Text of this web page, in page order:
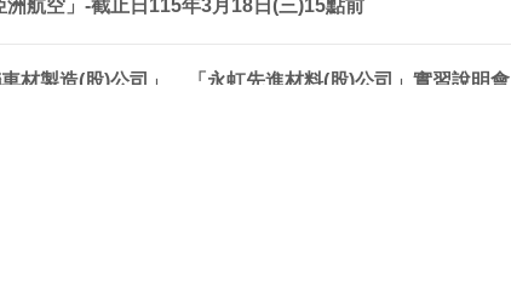
洲航空」-截止日115年3月18日(三)15點前
材製造(股)公司」、「永虹先進材料(股)公司」實習說明會